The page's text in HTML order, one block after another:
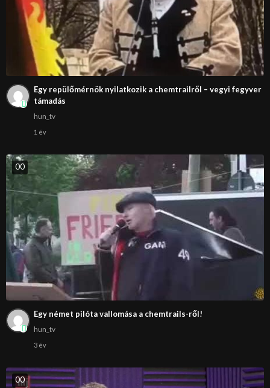
Egy repülőmérnök nyilatkozik a chemtrailről – vegyi fegyver
támadás
hun_tv
1 év
00
Egy német pilóta vallomása a chemtrails-ről!
hun_tv
3 év
00